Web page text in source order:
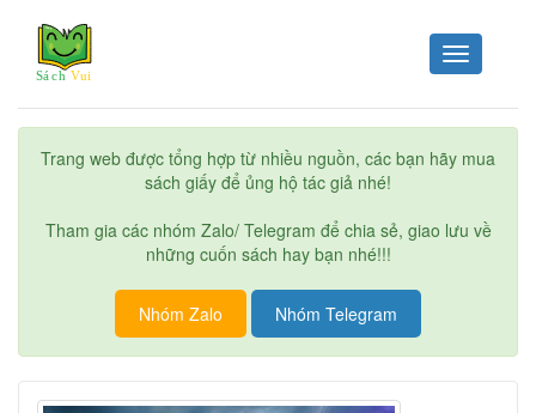
Toggle
navigation
Trang web được tổng hợp từ nhiều nguồn, các bạn hãy mua
sách giấy để ủng hộ tác giả nhé!
Tham gia các nhóm Zalo/ Telegram để chia sẻ, giao lưu về
những cuốn sách hay bạn nhé!!!
Nhóm Zalo Nhóm Telegram